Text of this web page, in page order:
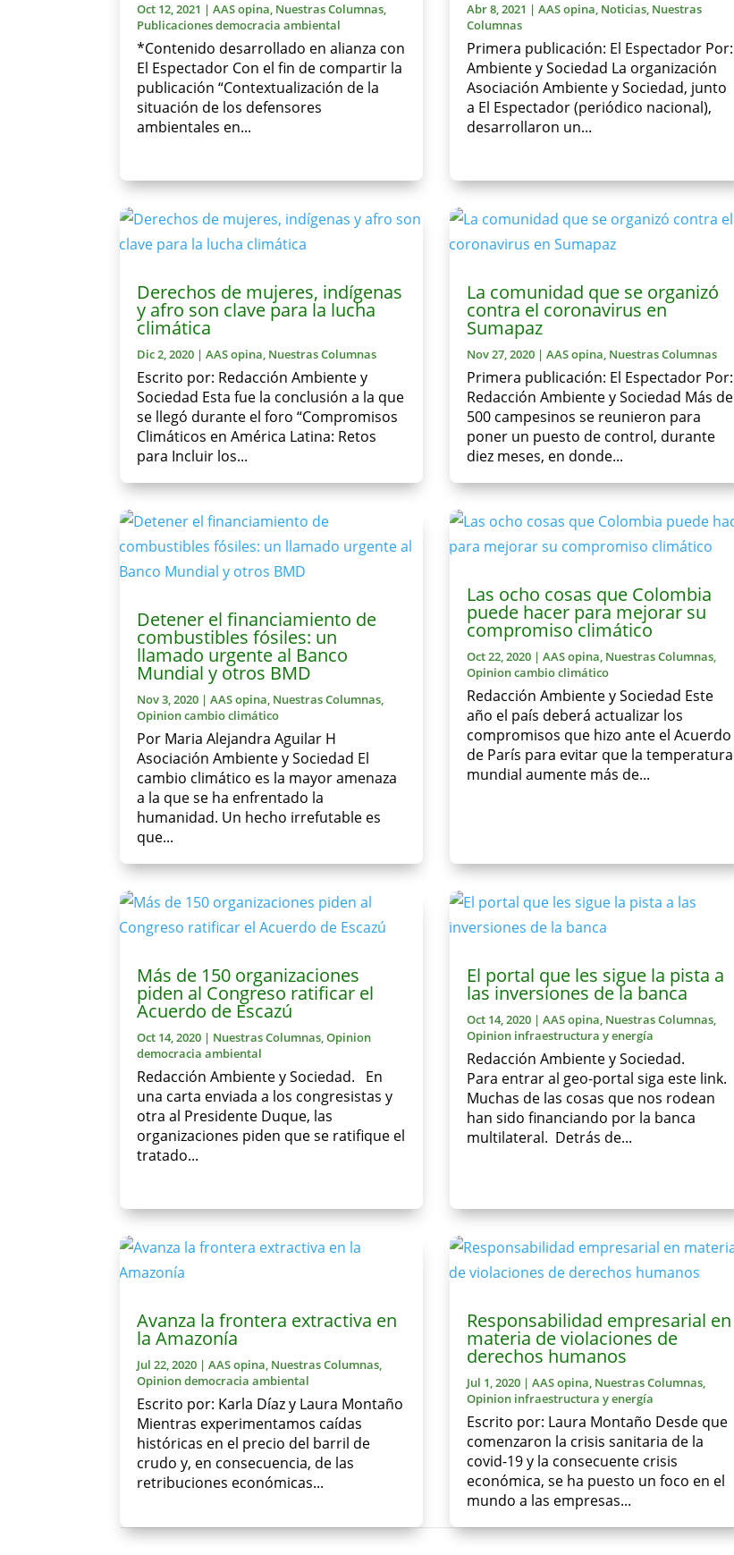
Oct 12, 2021 |AAS opina, Nuestras Columnas,
Publicaciones democracia ambiental
*Contenido desarrollado en alianza con
El Espectador Con el fin de compartir la
publicación “Contextualización de la
situación de los defensores
ambientales en...
Abr 8, 2021 | AAS opina, Noticias, Nuestras
Columnas
Primera publicación: El Espectador Por:
Ambiente y Sociedad La organización
Asociación Ambiente y Sociedad, junto
a El Espectador (periódico nacional),
desarrollaron un...
Derechos de mujeres, indígenas
y afro son clave para la lucha
climática
Dic 2, 2020 |AAS opina, Nuestras Columnas
Escrito por: Redacción Ambiente y
Sociedad Esta fue la conclusión a la que
se llegó durante el foro “Compromisos
Climáticos en América Latina: Retos
para Incluir los...
La comunidad que se organizó
contra el coronavirus en
Sumapaz
Nov 27, 2020| AAS opina, Nuestras Columnas
Primera publicación: El Espectador Por:
Redacción Ambiente y Sociedad Más de
500 campesinos se reunieron para
poner un puesto de control, durante
diez meses, en donde...
Detener el financiamiento de
combustibles fósiles: un
llamado urgente al Banco
Mundial y otros BMD
Nov 3, 2020 |AAS opina, Nuestras Columnas,
Opinion cambio climático
Por Maria Alejandra Aguilar H
Asociación Ambiente y Sociedad El
cambio climático es la mayor amenaza
a la que se ha enfrentado la
humanidad. Un hecho irrefutable es
que...
Las ocho cosas que Colombia
puede hacer para mejorar su
compromiso climático
Oct 22, 2020| AAS opina, Nuestras Columnas,
Opinion cambio climático
Redacción Ambiente y Sociedad Este
año el país deberá actualizar los
compromisos que hizo ante el Acuerdo
de París para evitar que la temperatura
mundial aumente más de...
Más de 150 organizaciones
piden al Congreso ratificar el
Acuerdo de Escazú
Oct 14, 2020 | Nuestras Columnas,Opinion
democracia ambiental
Redacción Ambiente y Sociedad. En
una carta enviada a los congresistas y
otra al Presidente Duque, las
organizaciones piden que se ratifique el
tratado...
El portal que les sigue la pista a
las inversiones de la banca
Oct 14, 2020| AAS opina, Nuestras Columnas,
Opinion infraestructura y energía
Redacción Ambiente y Sociedad.
Para entrar al geo-portal siga este link.
Muchas de las cosas que nos rodean
han sido financiando por la banca
multilateral. Detrás de...
Avanza la frontera extractiva en
la Amazonía
Jul 22, 2020 |AAS opina, Nuestras Columnas,
Opinion democracia ambiental
Escrito por: Karla Díaz y Laura Montaño
Mientras experimentamos caídas
históricas en el precio del barril de
crudo y, en consecuencia, de las
retribuciones económicas...
Responsabilidad empresarial en
materia de violaciones de
derechos humanos
Jul 1, 2020| AAS opina, Nuestras Columnas,
Opinion infraestructura y energía
Escrito por: Laura Montaño Desde que
comenzaron la crisis sanitaria de la
covid-19 y la consecuente crisis
económica, se ha puesto un foco en el
mundo a las empresas...